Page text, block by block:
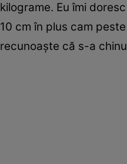
kilograme. Eu îmi
10 cm în plus cam
recunoaște că s-a